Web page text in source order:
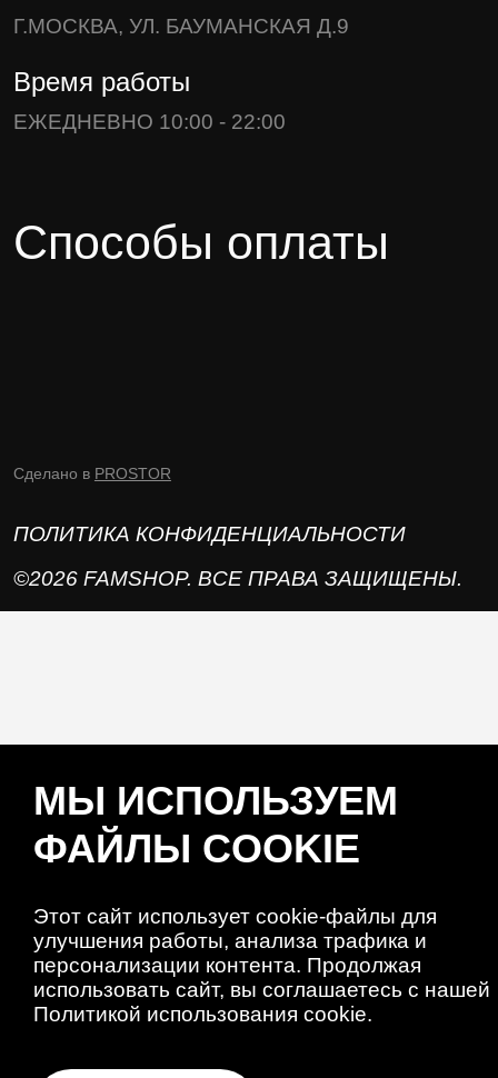
Г.МОСКВА, УЛ. БАУМАНСКАЯ Д.9
Время работы
ЕЖЕДНЕВНО 10:00 - 22:00
Способы оплаты
Сделано в PROSTOR
ПОЛИТИКА КОНФИДЕНЦИАЛЬНОСТИ
©2026 FAMSHOP. ВСЕ ПРАВА ЗАЩИЩЕНЫ.
МЫ ИСПОЛЬЗУЕМ
ФАЙЛЫ COOKIE
Этот сайт использует cookie-файлы для
улучшения работы, анализа трафика и
персонализации контента. Продолжая
использовать сайт, вы соглашаетесь с нашей
Политикой использования cookie.